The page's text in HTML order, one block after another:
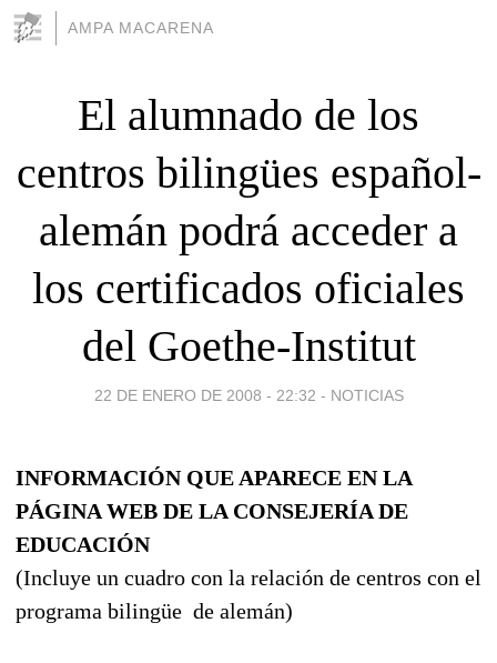
AMPA MACARENA
El alumnado de los
centros bilingües español-
alemán podrá acceder a
los certificados oficiales
del Goethe-Institut
22 DE ENERO DE 2008 - 22:32 - NOTICIAS
INFORMACIÓN QUE APARECE EN LA
PÁGINA WEB DE LA CONSEJERÍA DE
EDUCACIÓN
(Incluye un cuadro con la relación de centros con el
programa bilingüe de alemán)